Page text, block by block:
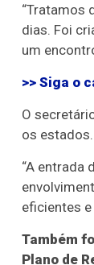
“Tratamos
dias. Foi
um
>> Siga o
O
os estados.
“A entrada
eficientes
Também
Plano de